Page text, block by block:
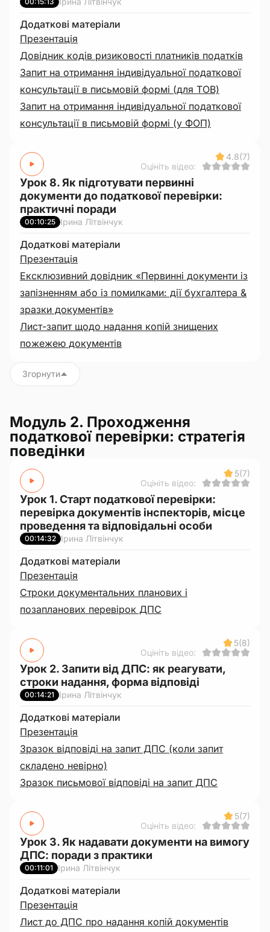
Додаткові матеріали
Презентація
Довідник кодів ризиковості платників податків
Запит на отримання індивідуальної податкової
консультації в письмовій формі (для ТОВ)
Запит на отримання індивідуальної податкової
консультації в письмовій формі (у ФОП)
4.8(7)
Оцініть відео:
Урок 8. Як підготувати первинні
документи до податкової перевірки:
практичні поради
00:10:25 Ірина Літвінчук
Додаткові матеріали
Презентація
Ексклюзивний довідник «Первинні документи із
запізненням або із помилками: дії бухгалтера &
зразки документів»
Лист-запит щодо надання копій знищених
пожежею документів
Згорнути
Модуль 2. Проходження
податкової перевірки: стратегія
поведінки
5(7)
Оцініть відео:
Урок 1. Старт податкової перевірки:
перевірка документів інспекторів, місце
проведення та відповідальні особи
00:14:32 Ірина Літвінчук
Додаткові матеріали
Презентація
Строки документальних планових і
позапланових перевірок ДПС
5(8)
Оцініть відео:
Урок 2. Запити від ДПС: як реагувати,
строки надання, форма відповіді
00:14:21 Ірина Літвінчук
Додаткові матеріали
Презентація
Зразок відповіді на запит ДПС (коли запит
складено невірно)
Зразок письмової відповіді на запит ДПС
5(7)
Оцініть відео:
Урок 3. Як надавати документи на вимогу
ДПС: поради з практики
00:11:01 Ірина Літвінчук
Додаткові матеріали
Презентація
Лист до ДПС про надання копій документів